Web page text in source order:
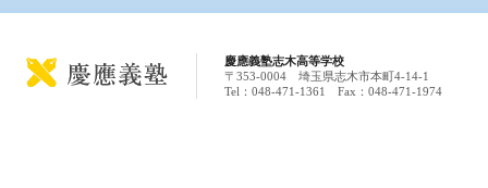
慶應義塾志木高等学校
〒353-0004 埼玉県志木市本町4-14-1
Tel：048-471-1361 Fax：048-471-1974